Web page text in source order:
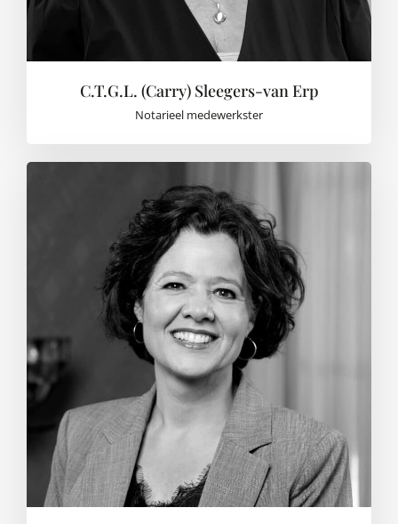
C.T.G.L. (Carry) Sleegers-van Erp
Notarieel medewerkster